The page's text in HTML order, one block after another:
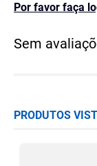
Por favor faça
Sem
PRODUTOS